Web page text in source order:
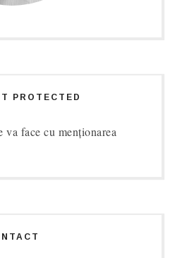
PROTECTED
va face cu menționarea